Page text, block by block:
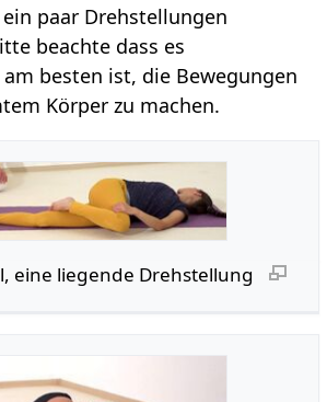
paar Drehstellungen
beachte dass es
besten ist, die Bewegungen
Körper zu machen.
eine liegende Drehstellung